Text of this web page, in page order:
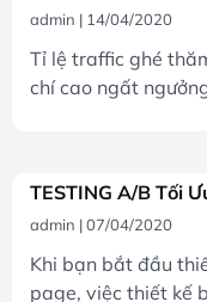
admin 14/04/2020
Tỉ lệ traffic ghé
chí cao ngất
TESTING A/B Tối
admin 07/04/2020
Khi bạn bắt đầu
page, việc thiết kế